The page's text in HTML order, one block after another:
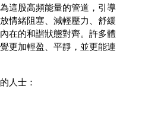
這股高頻能量的管道，引導
情緒阻塞、減輕壓力、舒緩
在的和諧狀態對齊。許多體
更加輕盈、平靜，並更能連
人士：